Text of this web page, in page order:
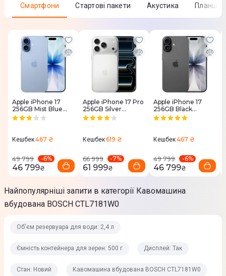
Ристрето
Caffé crema
Café au Lait
Регулювання міцності кави
Оснащення
Вбудована кавомолка
Індикатор наявності зерен
Є
Експлуатація
1600 Вт
Тип управління
Сенсорне
Смартфони Стартові пакети Акустика
Apple iPhone 17
256GB Mist Blue
(MG6L4)
Кешбек467 ₴
49 799 -6%
46 799₴
Apple iPhone 17 Pro
256GB Silver
(MG8G4)
Кешбек619 ₴
66 999 -7%
61 999₴
Apple iPhone 17
256GB Black
(MG6J4)
Кешбек467 ₴
49 799 -6%
46 799₴
Найпопулярніші запити в категорії Кавомашина
вбудована BOSCH CTL7181W0
Об'єм резервуара для води: 2,4 л
Ємність контейнера для зерен: 500 г Дисплей: Так
Стан: Новий Кавомашина вбудована BOSCH CTL7181W0